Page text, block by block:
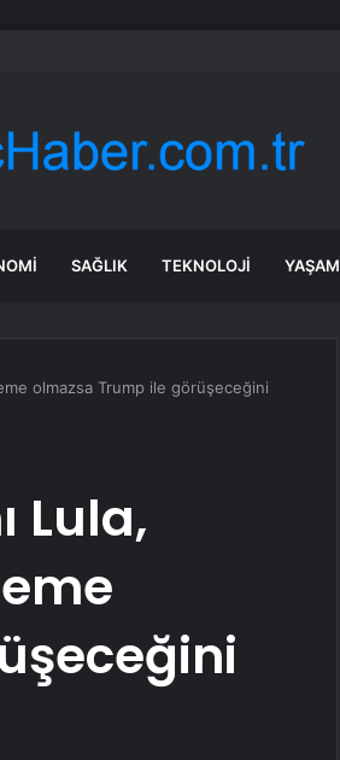
bir tiyatro diplomasisi
SAĞLIK TEKNOLOJI YAŞAM
olmazsa Trump ile görüşeceğini
Lula,